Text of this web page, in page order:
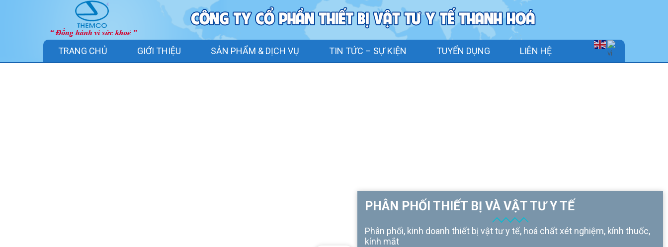
TRANG CHỦ GIỚI THIỆU SẢN PHẨM & DỊCH VỤ TIN TỨC – SỰ KIỆN TUYỂN DỤNG LIÊN HỆ
PHÂN PHỐI THIẾT BỊ VÀ VẬT TƯ Y TẾ
Phân phối, kinh doanh thiết bị vật tư y tế, hoá chất xét nghiệm, kính thuốc,
kính mắt